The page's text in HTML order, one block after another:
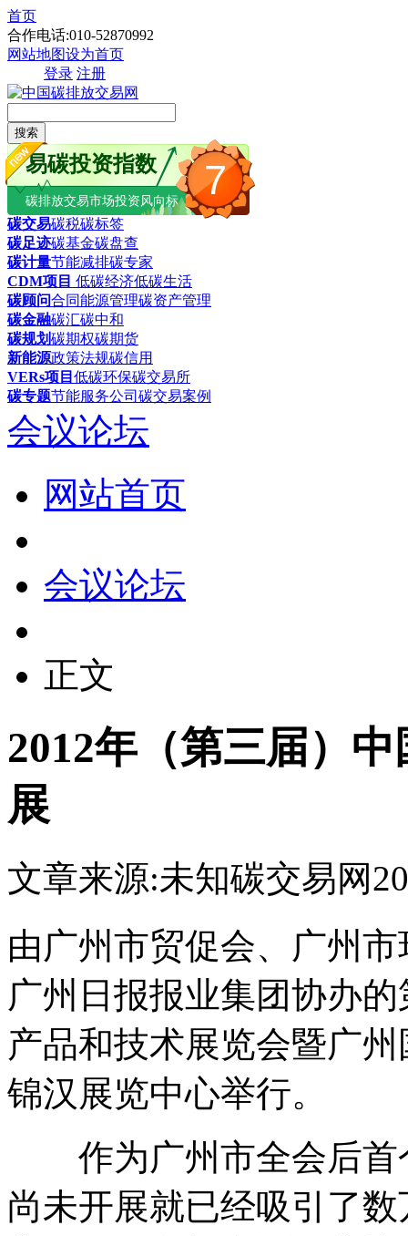
首页
合作电话:010-52870992
网站地图设为首页
登录 注册
搜索
7
易碳投资指数
碳排放交易市场投资风向标
碳交易碳税碳标签
碳足迹碳基金碳盘查
碳计量节能减排碳专家
CDM项目 低碳经济低碳生活
碳顾问合同能源管理碳资产管理
碳金融碳汇碳中和
碳规划碳期权碳期货
新能源政策法规碳信用
VERs项目 低碳环保碳交易所
碳专题节能服务公司 碳交易案例
会议论坛
网站首页
会议论坛
正文
2012年（第三届）
展
文章来源:未知碳交易网
由广州市贸促会、广州
广州日报报业集团协办
产品和技术展览会暨广
锦汉展览中心举行。
作为广州市全会后首
尚未开展就已经吸引了